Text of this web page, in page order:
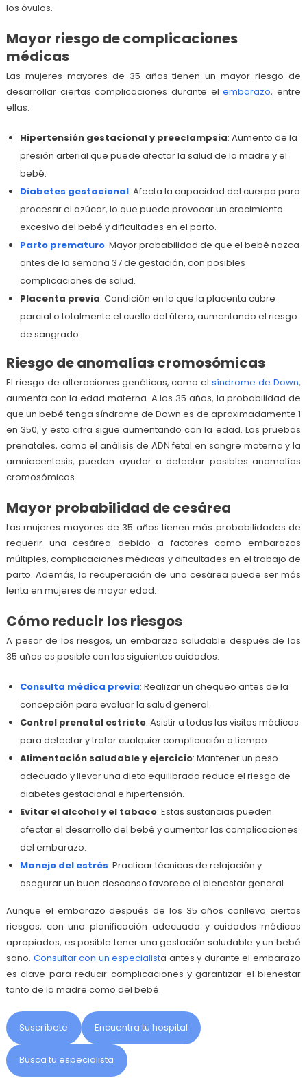
los óvulos.
Mayor riesgo de complicaciones
médicas
Las mujeres mayores de 35 años tienen un mayor riesgo de
desarrollar ciertas complicaciones durante elembarazo, entre
ellas:
Hipertensión gestacional y preeclampsia: Aumento de la
presión arterial que puede afectar la salud de la madre y el
bebé.
Diabetes gestacional: Afecta la capacidad del cuerpo para
procesar el azúcar, lo que puede provocar un crecimiento
excesivo del bebé y dificultades en el parto.
Parto prematuro: Mayor probabilidad de que el bebé nazca
antes de la semana 37 de gestación, con posibles
complicaciones de salud.
Placenta previa: Condición en la que la placenta cubre
parcial o totalmente el cuello del útero, aumentando el riesgo
de sangrado.
Riesgo de anomalías cromosómicas
El riesgo de alteraciones genéticas, como elsíndrome de Down,
aumenta con la edad materna. A los 35 años, la probabilidad de
que un bebé tenga síndrome de Down es de aproximadamente 1
en 350, y esta cifra sigue aumentando con la edad. Las pruebas
prenatales, como el análisis de ADN fetal en sangre materna y la
amniocentesis, pueden ayudar a detectar posibles anomalías
cromosómicas.
Mayor probabilidad de cesárea
Las mujeres mayores de 35 años tienen más probabilidades de
requerir una cesárea debido a factores como embarazos
múltiples, complicaciones médicas y dificultades en el trabajo de
parto. Además, la recuperación de una cesárea puede ser más
lenta en mujeres de mayor edad.
Cómo reducir los riesgos
A pesar de los riesgos, un embarazo saludable después de los
35 años es posible con los siguientes cuidados:
Consulta médica previa: Realizar un chequeo antes de la
concepción para evaluar la salud general.
Control prenatal estricto: Asistir a todas las visitas médicas
para detectar y tratar cualquier complicación a tiempo.
Alimentación saludable y ejercicio: Mantener un peso
adecuado y llevar una dieta equilibrada reduce el riesgo de
diabetes gestacional e hipertensión.
Evitar el alcohol y el tabaco: Estas sustancias pueden
afectar el desarrollo del bebé y aumentar las complicaciones
del embarazo.
Manejo del estrés: Practicar técnicas de relajación y
asegurar un buen descanso favorece el bienestar general.
Aunque el embarazo después de los 35 años conlleva ciertos
riesgos, con una planificación adecuada y cuidados médicos
apropiados, es posible tener una gestación saludable y un bebé
sano. Consultar con un especialista antes y durante el embarazo
es clave para reducir complicaciones y garantizar el bienestar
tanto de la madre como del bebé.
Suscríbete Encuentra tu hospital
Busca tu especialista